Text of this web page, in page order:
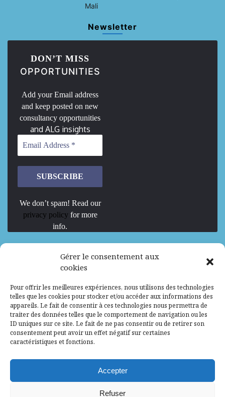
Gérer le consentement aux
cookies
Pour offrir les meilleures expériences, nous utilisons des technologies
telles que les cookies pour stocker et/ou accéder aux informations des
appareils. Le fait de consentir à ces technologies nous permettra de
traiter des données telles que le comportement de navigation ou les
ID uniques sur ce site. Le fait de ne pas consentir ou de retirer son
consentement peut avoir un effet négatif sur certaines
caractéristiques et fonctions.
Accepter
Refuser
Mali
Newsletter
DON’T MISS
OPPORTUNITIES
Add your Email address
and keep posted on new
consultancy opportunities
and ALG insights
We don’t spam! Read our
privacy policy for more
info.
We are Hiring
Mission d’excellence en IA, Machine
Learning et LLM
Abidjan, Côte d'Ivoire ALG Consultant
Research Assistants – Accra
Research Assistants – Lagos